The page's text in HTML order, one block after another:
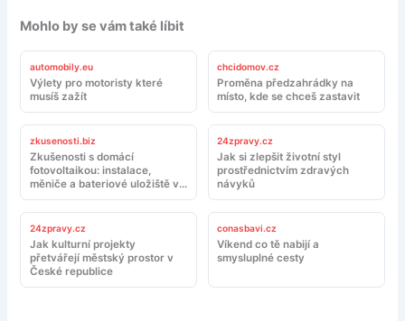
Mohlo by se vám také líbit
automobily.eu
Výlety pro motoristy které
musíš zažít
chcidomov.cz
Proměna předzahrádky na
místo, kde se chceš zastavit
zkusenosti.biz
Zkušenosti s domácí
fotovoltaikou: instalace,
měniče a bateriové uložiště v
reálném provozu
24zpravy.cz
Jak si zlepšit životní styl
prostřednictvím zdravých
návyků
24zpravy.cz
Jak kulturní projekty
přetvářejí městský prostor v
České republice
conasbavi.cz
Víkend co tě nabijí a
smysluplné cesty